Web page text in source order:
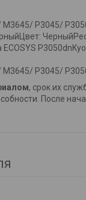
M3645/ P3045/
M3645/ P3045/
, срок их
После